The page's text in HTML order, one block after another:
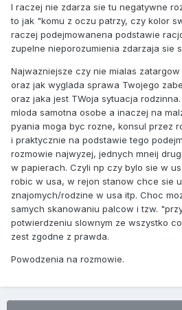
I raczej nie zdarza sie tu negatywne
to jak "komu z oczu patrzy, czy kolor
raczej podejmowanena podstawie
zupelne nieporozumienia zdarzaja sie
Najwazniejsze czy nie mialas
oraz jak wyglada sprawa Twojego
oraz jaka jest TWoja sytuacja
mloda samotna osobe a inaczej na
pyania moga byc rozne, konsul przez
i praktycznie na podstawie tego
rozmowie najwyzej, jednych mneij
w papierach. Czyli np czy bylo sie w
robic w usa, w rejon stanow chce sie
znajomych/rodzine w usa itp. Choc
samych skanowaniu palcow i tzw.
potwierdzeniu slownym ze wszystko
zest zgodne z prawda.
Powodzenia na rozmowie.